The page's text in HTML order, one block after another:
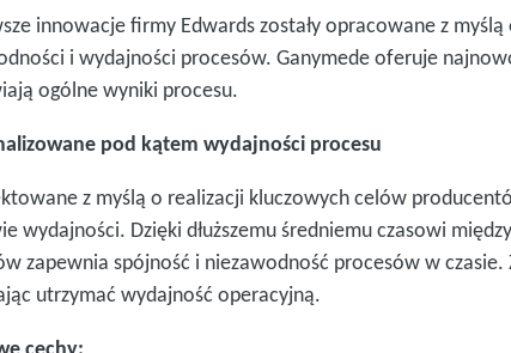
innowacje firmy Edwards zostały opracowane z
i wydajności procesów. Ganymede oferuje
ogólne wyniki procesu.
pod kątem wydajności procesu
z myślą o realizacji kluczowych celów
wydajności. Dzięki dłuższemu średniemu czasowi
zapewnia spójność i niezawodność procesów w
utrzymać wydajność operacyjną.